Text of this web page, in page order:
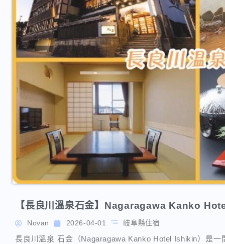
【長良川溫泉石金】Nagaragawa Kanko
Novan 2026-04-01 岐阜縣住宿
長良川溫泉 石金（Nagaragawa Kanko Hotel Ishikin）是